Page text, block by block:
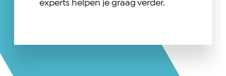
experts helpen je graag verder.